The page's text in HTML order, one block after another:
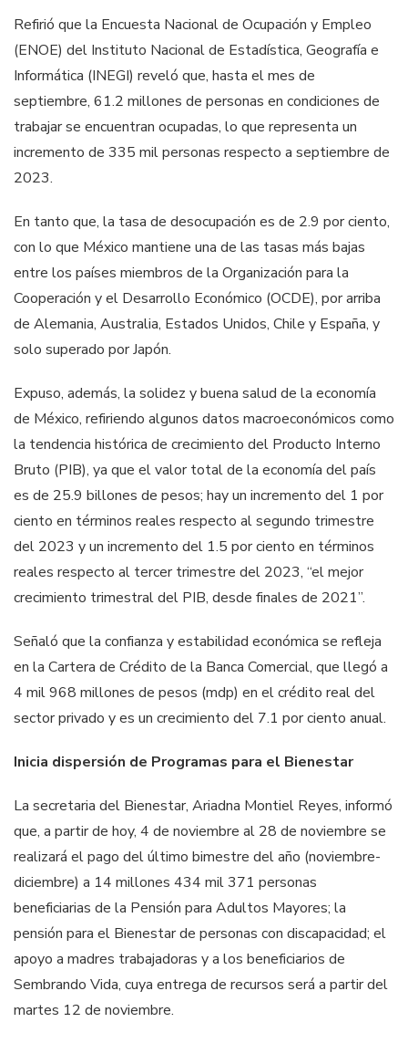
Refirió que la Encuesta Nacional de Ocupación y Empleo
(ENOE) del Instituto Nacional de Estadística, Geografía e
Informática (INEGI) reveló que, hasta el mes de
septiembre, 61.2 millones de personas en condiciones de
trabajar se encuentran ocupadas, lo que representa un
incremento de 335 mil personas respecto a septiembre de
2023.
En tanto que, la tasa de desocupación es de 2.9 por ciento,
con lo que México mantiene una de las tasas más bajas
entre los países miembros de la Organización para la
Cooperación y el Desarrollo Económico (OCDE), por arriba
de Alemania, Australia, Estados Unidos, Chile y España, y
solo superado por Japón.
Expuso, además, la solidez y buena salud de la economía
de México, refiriendo algunos datos macroeconómicos como
la tendencia histórica de crecimiento del Producto Interno
Bruto (PIB), ya que el valor total de la economía del país
es de 25.9 billones de pesos; hay un incremento del 1 por
ciento en términos reales respecto al segundo trimestre
del 2023 y un incremento del 1.5 por ciento en términos
reales respecto al tercer trimestre del 2023, “el mejor
crecimiento trimestral del PIB, desde finales de 2021”.
Señaló que la confianza y estabilidad económica se refleja
en la Cartera de Crédito de la Banca Comercial, que llegó a
4 mil 968 millones de pesos (mdp) en el crédito real del
sector privado y es un crecimiento del 7.1 por ciento anual.
Inicia dispersión de Programas para el Bienestar
La secretaria del Bienestar, Ariadna Montiel Reyes, informó
que, a partir de hoy, 4 de noviembre al 28 de noviembre se
realizará el pago del último bimestre del año (noviembre-
diciembre) a 14 millones 434 mil 371 personas
beneficiarias de la Pensión para Adultos Mayores; la
pensión para el Bienestar de personas con discapacidad; el
apoyo a madres trabajadoras y a los beneficiarios de
Sembrando Vida, cuya entrega de recursos será a partir del
martes 12 de noviembre.